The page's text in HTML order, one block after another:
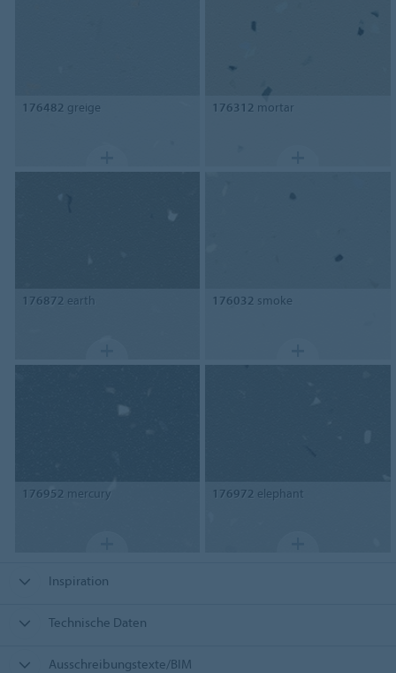
176482 greige 176312 mortar
176872 earth 176032 smoke
176952 mercury 176972 elephant
Inspiration
Technische Daten
Ausschreibungstexte/BIM